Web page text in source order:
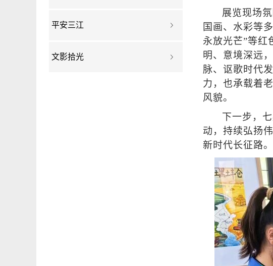
平安三江
文影拾光
展览现场
国画、水彩等
永放光芒”等红
明、意境深远
脉、讴歌时代
力，也承载着
风貌。
下一步，
动，持续弘扬
新时代长征路。